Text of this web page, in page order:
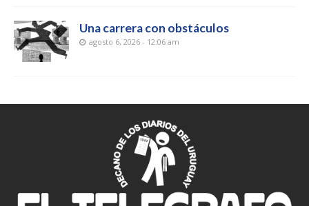
Una carrera con obstáculos
agosto 6, 2026 - 12:06 am